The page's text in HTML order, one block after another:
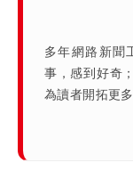
多年網路新聞
事，感到好奇
為讀者開拓更